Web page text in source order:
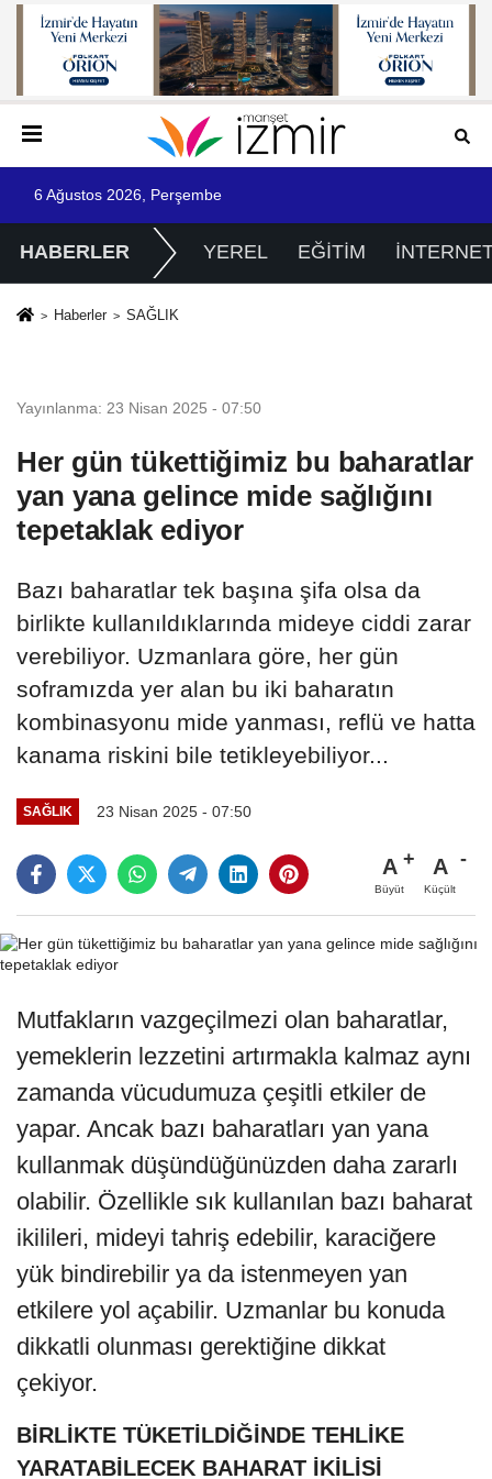
6 Ağustos 2026, Perşembe
HABERLER YEREL EĞİTİM
Haberler SAĞLIK
Yayınlanma: 23 Nisan 2025 - 07:50
Her gün tükettiğimiz bu baharatlar
yan yana gelince mide sağlığını
tepetaklak ediyor
Bazı baharatlar tek başına şifa olsa da
birlikte kullanıldıklarında mideye ciddi zarar
verebiliyor. Uzmanlara göre, her gün
soframızda yer alan bu iki baharatın
kombinasyonu mide yanması, reflü ve hatta
kanama riskini bile tetikleyebiliyor...
SAĞLIK 23 Nisan 2025 - 07:50
A
Büyüt
A
Küçült
Mutfakların vazgeçilmezi olan baharatlar,
yemeklerin lezzetini artırmakla kalmaz aynı
zamanda vücudumuza çeşitli etkiler de
yapar. Ancak bazı baharatları yan yana
kullanmak düşündüğünüzden daha zararlı
olabilir. Özellikle sık kullanılan bazı baharat
ikilileri, mideyi tahriş edebilir, karaciğere
yük bindirebilir ya da istenmeyen yan
etkilere yol açabilir. Uzmanlar bu konuda
dikkatli olunması gerektiğine dikkat
çekiyor.
BİRLİKTE TÜKETİLDİĞİNDE TEHLİKE
YARATABİLECEK BAHARAT İKİLİSİ